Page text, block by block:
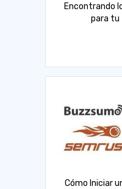
Encontrando
para tu
Cómo Iniciar